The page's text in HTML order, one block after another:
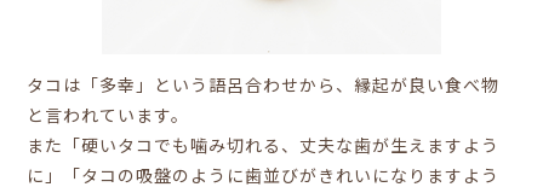
タコは「多幸」という語呂合わせから、縁起が良い食べ物
と言われています。
また「硬いタコでも噛み切れる、丈夫な歯が生えますよう
に」「タコの吸盤のように歯並びがきれいになりますよう